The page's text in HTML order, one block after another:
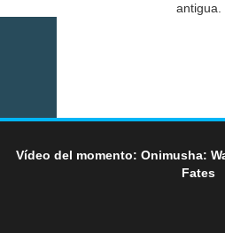
antigua.
Vídeo del momento: Onimusha:
Fates